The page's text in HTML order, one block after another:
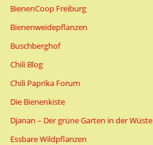
BienenCoop Freiburg
Bienenweidepflanzen
Buschberghof
Chili Blog
Chili Paprika Forum
Die Bienenkiste
Djanan – Der grüne Garten in der Wüste
Essbare Wildpflanzen